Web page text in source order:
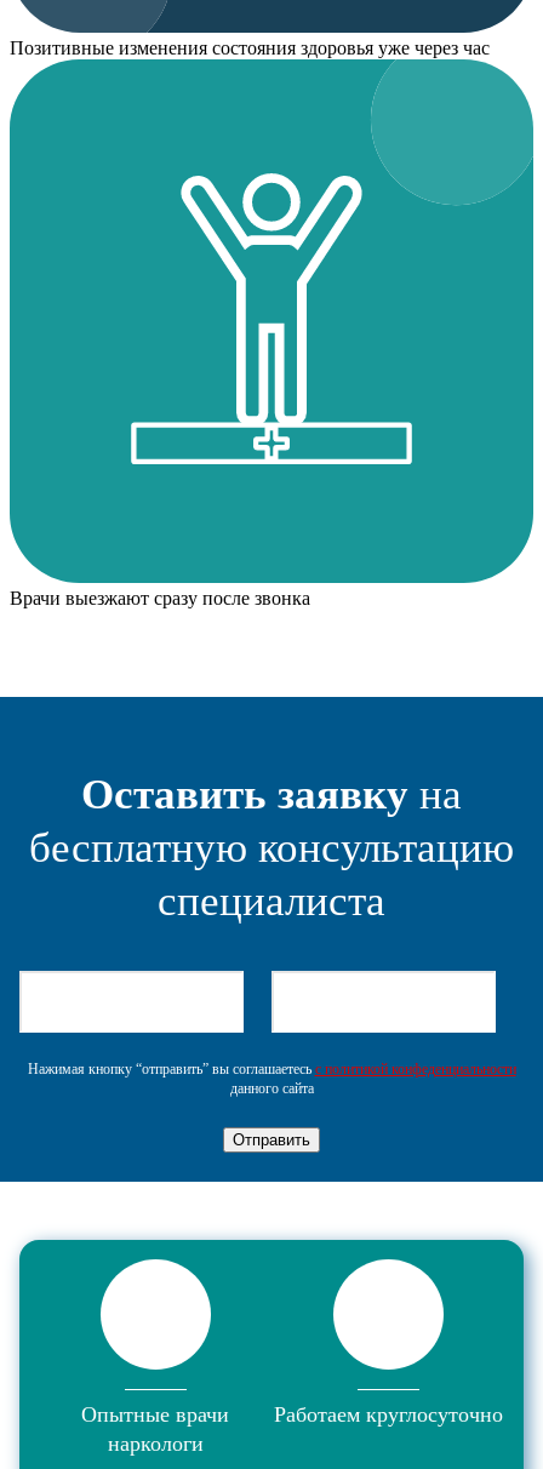
Позитивные изменения состояния здоровья уже через час
Врачи выезжают сразу после звонка
Оставить заявку на
бесплатную консультацию
специалиста
Нажимая кнопку “отправить” вы соглашаетесь с политикой конфеденциальности
данного сайта
Отправить
Опытные врачи
наркологи
Работаем круглосуточно